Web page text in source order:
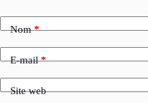
Nom*
E-mail*
Site web